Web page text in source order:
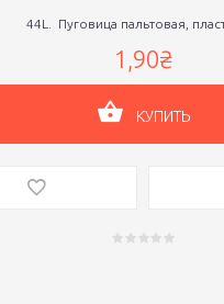
44L. Пуговица пальтовая,
1,90₴
КУПИТЬ